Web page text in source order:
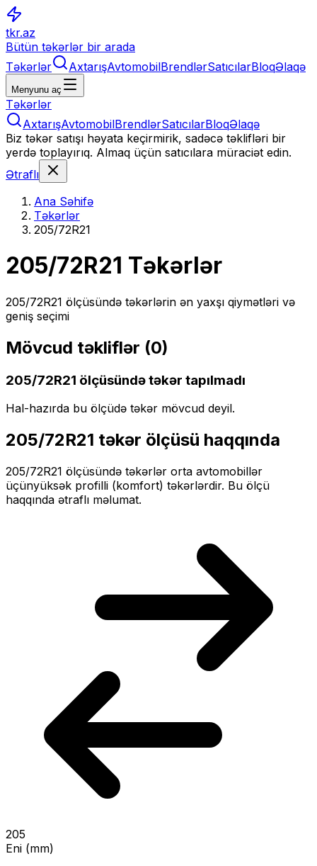
tkr.az
Bütün təkərlər bir arada
Təkərlər
AxtarışAvtomobilBrendlərSatıcılarBloqƏlaqə
Menyunu aç
Təkərlər
AxtarışAvtomobilBrendlərSatıcılarBloqƏlaqə
Biz təkər satışı həyata keçirmirik, sadəcə təklifləri bir
yerdə toplayırıq. Almaq üçün satıcılara müraciət edin.
Ətraflı
Ana Səhifə
Təkərlər
205/72R21
205/72R21 Təkərlər
205/72R21 ölçüsündə təkərlərin ən yaxşı qiymətləri və
geniş seçimi
Mövcud təkliflər (0)
205/72R21 ölçüsündə təkər tapılmadı
Hal-hazırda bu ölçüdə təkər mövcud deyil.
205/72R21 təkər ölçüsü haqqında
205/72R21 ölçüsündə təkərlər orta avtomobillər
üçünyüksək profilli (komfort) təkərlərdir. Bu ölçü
haqqında ətraflı məlumat.
205
Eni (mm)